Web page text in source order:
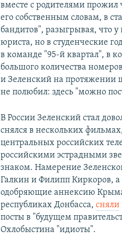
вместе с родителями
его собственным словам, в
бандитов", разыгрывая, что у
юриста, но в студенческие
в команде "95-й квартал", в
большого количества
и Зеленский на протяжении
не полюбил: здесь "можно
В России Зеленский стал
снялся в нескольких
центральных российских
российскими эстрадными
знаком. Намерение
Галкин и Филипп Киркоров,
одобряющие аннексию
республиках Донбасса,сняли
посты в "будущем
Охлобыстина "идиоты".